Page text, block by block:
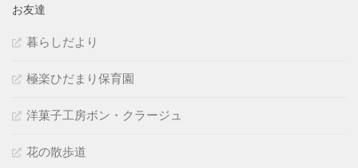
お友達
暮らしだより
極楽ひだまり保育園
洋菓子工房ボン・クラージュ
花の散歩道